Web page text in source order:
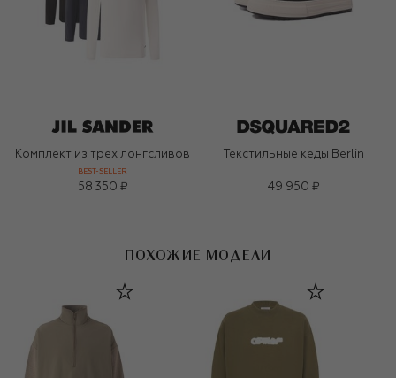
Комплект из трех лонгсливов
BEST-SELLER
58 350 ₽
Текстильные кеды Berlin
49 950 ₽
ПОХОЖИЕ МОДЕЛИ